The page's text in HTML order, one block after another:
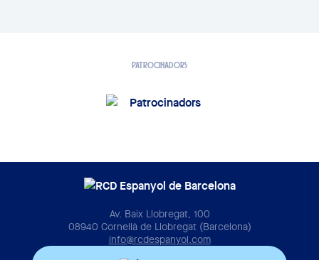
PATROCINADORS
Av. Baix Llobregat, 100
08940 Cornellà de Llobregat (Barcelona)
info@rcdespanyol.com